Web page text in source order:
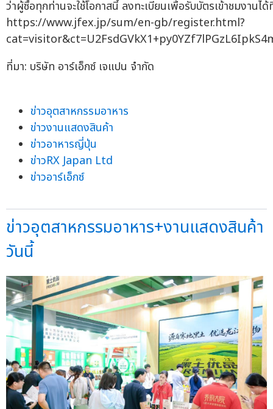
ว่าผู้ซื้อทุกท่านจะใช้โอกาสนี้ ลงทะเบียนเพื่อรับบัตรเข้าชมงานได้
https://www.jfex.jp/sum/en-gb/register.html?
ที่มา: บริษัท อาร์เอ็กซ์ เจแปน จำกัด
ข่าวอุตสาหกรรมอาหาร
ข่าวงานแสดงสินค้า
ข่าวอาหารญี่ปุ่น
ข่าวRX Japan Ltd
ข่าวอาร์เอ็กซ์
ข่าวอุตสาหกรรมอาหาร+งานแสดงสินค้า
วันนี้